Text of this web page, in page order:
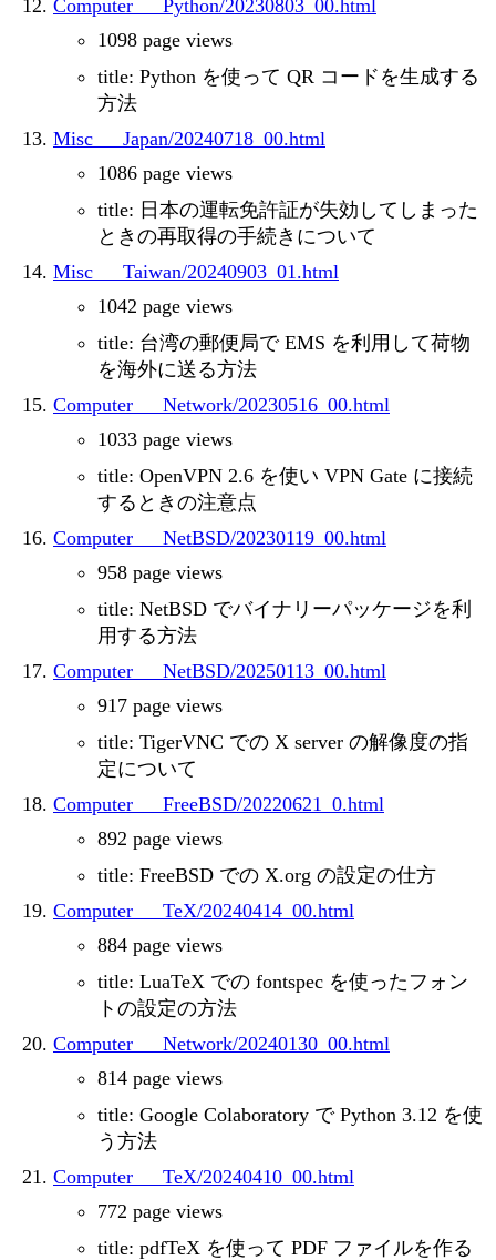
Computer___Python/20230803_00.html
1098 page views
title: Python を使って QR コードを生成する
方法
Misc___Japan/20240718_00.html
1086 page views
title: 日本の運転免許証が失効してしまった
ときの再取得の手続きについて
Misc___Taiwan/20240903_01.html
1042 page views
title: 台湾の郵便局で EMS を利用して荷物
を海外に送る方法
Computer___Network/20230516_00.html
1033 page views
title: OpenVPN 2.6 を使い VPN Gate に接続
するときの注意点
Computer___NetBSD/20230119_00.html
958 page views
title: NetBSD でバイナリーパッケージを利
用する方法
Computer___NetBSD/20250113_00.html
917 page views
title: TigerVNC での X server の解像度の指
定について
Computer___FreeBSD/20220621_0.html
892 page views
title: FreeBSD での X.org の設定の仕方
Computer___TeX/20240414_00.html
884 page views
title: LuaTeX での fontspec を使ったフォン
トの設定の方法
Computer___Network/20240130_00.html
814 page views
title: Google Colaboratory で Python 3.12 を使
う方法
Computer___TeX/20240410_00.html
772 page views
title: pdfTeX を使って PDF ファイルを作る